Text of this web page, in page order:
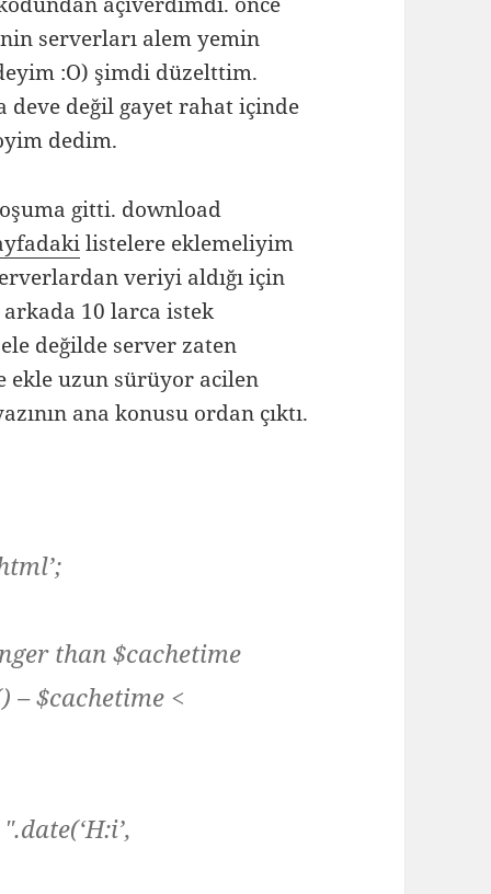
serverları alem yemin
:O) şimdi düzelttim.
deve değil gayet rahat içinde
dedim.
gitti. download
listelere eklemeliyim
veriyi aldığı için
10 larca istek
değilde server zaten
ekle uzun sürüyor acilen
ana konusu ordan çıktı.
than $cachetime
– $cachetime <